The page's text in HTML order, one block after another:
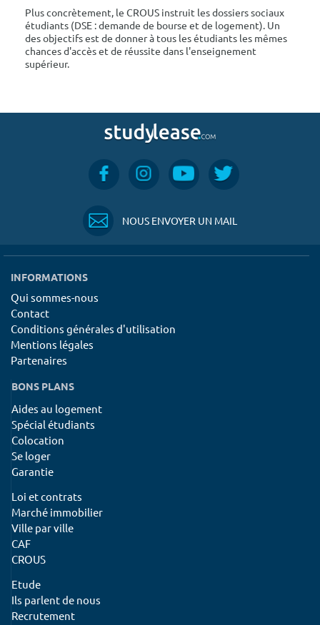
Plus concrètement, le CROUS instruit les dossiers sociaux
étudiants (DSE : demande de bourse et de logement). Un
des objectifs est de donner à tous les étudiants les mêmes
chances d'accès et de réussite dans l'enseignement
supérieur.
NOUS ENVOYER UN MAIL
INFORMATIONS
Qui sommes-nous
Contact
Conditions générales d'utilisation
Mentions légales
Partenaires
BONS PLANS
Aides au logement
Spécial étudiants
Colocation
Se loger
Garantie
Loi et contrats
Marché immobilier
Ville par ville
CAF
CROUS
Etude
Ils parlent de nous
Recrutement